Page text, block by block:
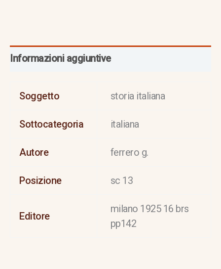
Informazioni aggiuntive
Soggetto storia italiana
Sottocategoria italiana
Autore ferrero g.
Posizione sc 13
Editore
milano 1925 16 brs
pp142